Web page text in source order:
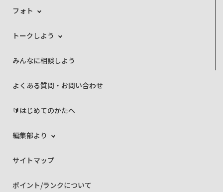
フォト
トークしよう
みんなに相談しよう
よくある質問・お問い合わせ
🔰はじめてのかたへ
編集部より
サイトマップ
ポイント/ランクについて